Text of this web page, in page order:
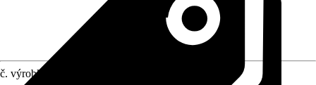
č. výrobku